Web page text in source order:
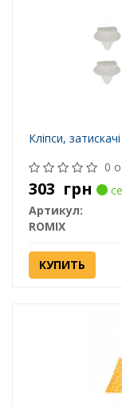
Кліпси,
0
303 грн
Артикул:
ROMIX
КУПИТЬ